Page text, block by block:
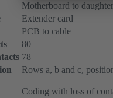
Motherboard to
Extender card
PCB to cable
80
78
Rows a, b and c,
Coding with loss of